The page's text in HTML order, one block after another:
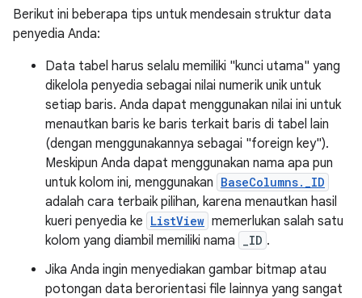
Berikut ini beberapa tips untuk mendesain struktur data
penyedia Anda:
Data tabel harus selalu memiliki "kunci utama" yang
dikelola penyedia sebagai nilai numerik unik untuk
setiap baris. Anda dapat menggunakan nilai ini untuk
menautkan baris ke baris terkait baris di tabel lain
(dengan menggunakannya sebagai "foreign key").
Meskipun Anda dapat menggunakan nama apa pun
untuk kolom ini, menggunakan BaseColumns._ID
adalah cara terbaik pilihan, karena menautkan hasil
kueri penyedia ke ListView memerlukan salah satu
kolom yang diambil memiliki nama
_ID .
Jika Anda ingin menyediakan gambar bitmap atau
potongan data berorientasi file lainnya yang sangat